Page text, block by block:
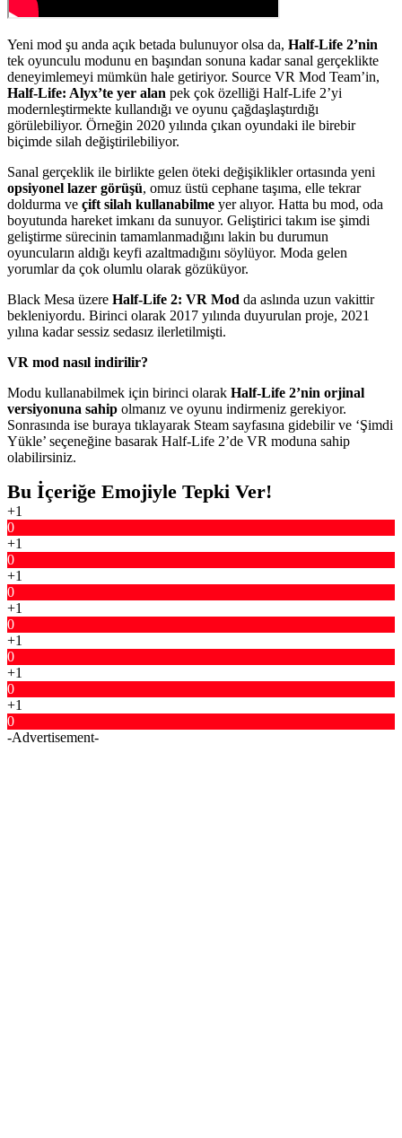
Yeni mod şu anda açık betada bulunuyor olsa da, Half-Life 2’nin
tek oyunculu modunu en başından sonuna kadar sanal gerçeklikte
deneyimlemeyi mümkün hale getiriyor. Source VR Mod Team’in,
Half-Life: Alyx’te yer alan pek çok özelliği Half-Life 2’yi
modernleştirmekte kullandığı ve oyunu çağdaşlaştırdığı
görülebiliyor. Örneğin 2020 yılında çıkan oyundaki ile birebir
biçimde silah değiştirilebiliyor.
Sanal gerçeklik ile birlikte gelen öteki değişiklikler ortasında yeni
opsiyonel lazer görüşü, omuz üstü cephane taşıma, elle tekrar
doldurma ve çift silah kullanabilme yer alıyor. Hatta bu mod, oda
boyutunda hareket imkanı da sunuyor. Geliştirici takım ise şimdi
geliştirme sürecinin tamamlanmadığını lakin bu durumun
oyuncuların aldığı keyfi azaltmadığını söylüyor. Moda gelen
yorumlar da çok olumlu olarak gözüküyor.
Black Mesa üzere Half-Life 2: VR Mod da aslında uzun vakittir
bekleniyordu. Birinci olarak 2017 yılında duyurulan proje, 2021
yılına kadar sessiz sedasız ilerletilmişti.
VR mod nasıl indirilir?
Modu kullanabilmek için birinci olarak Half-Life 2’nin orjinal
versiyonuna sahip olmanız ve oyunu indirmeniz gerekiyor.
Sonrasında ise buraya tıklayarak Steam sayfasına gidebilir ve ‘Şimdi
Yükle’ seçeneğine basarak Half-Life 2’de VR moduna sahip
olabilirsiniz.
Bu İçeriğe Emojiyle Tepki Ver!
+1
0
+1
0
+1
0
+1
0
+1
0
+1
0
+1
0
-Advertisement-